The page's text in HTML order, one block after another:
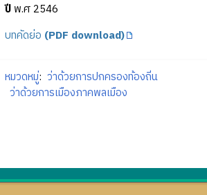
ปีพ.ศ 2546
บทคัดย่อ (PDF download)
หมวดหมู่: ว่าด้วยการปกครองท้องถิ่น
ว่าด้วยการเมืองภาคพลเมือง